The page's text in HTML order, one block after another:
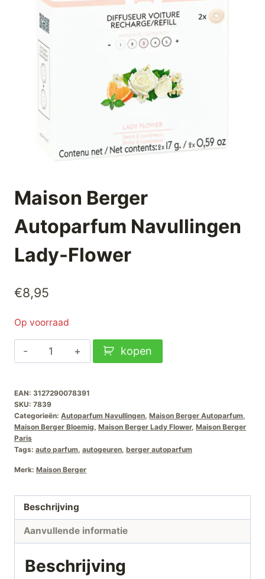
Maison Berger
Autoparfum Navullingen
Lady-Flower
€8,95
Op voorraad
Maison
Berger
Navullingen
Lady-
Flower
kopen
EAN: 3127290078391
SKU: 7839
Categorieën: Autoparfum Navullingen, Maison Berger Autoparfum,
Maison Berger Bloemig, Maison Berger Lady Flower, Maison Berger
Paris
Tags: auto parfum, autogeuren, berger autoparfum
Merk: Maison Berger
Beschrijving
Aanvullende informatie
Beschrijving